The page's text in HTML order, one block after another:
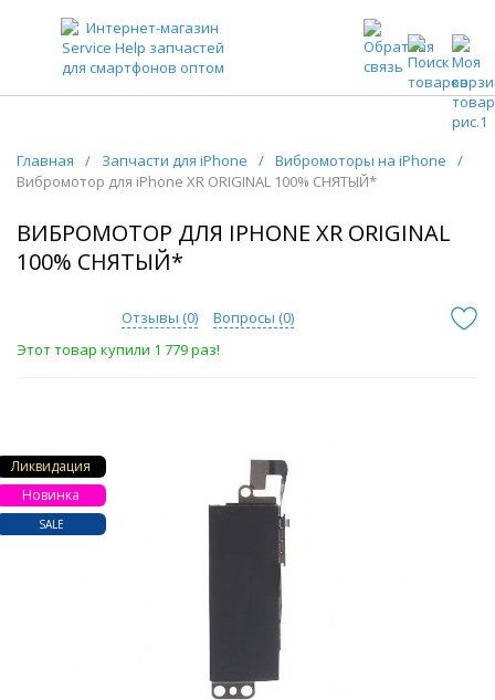
ЗАПЧАСТИ ДЛЯ ТЕЛЕФОНОВ ОПТОМ
Главная / Запчасти для iPhone / Вибромоторы на iPhone
/
Вибромотор для iPhone XR ORIGINAL 100% СНЯТЫЙ*
ВИБРОМОТОР ДЛЯ IPHONE XR ORIGINAL
100% СНЯТЫЙ*
Отзывы (0) Вопросы (0)
Этот товар купили 1 779 раз!
Ликвидация
Новинка
SALE